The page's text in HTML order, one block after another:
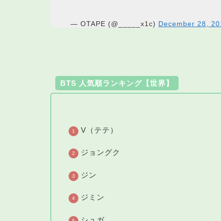
— OTAPE (@_____x1c) December 28,
BTS 人気順ランキング【世界】
V（テテ）
ジョングク
ジン
ジミン